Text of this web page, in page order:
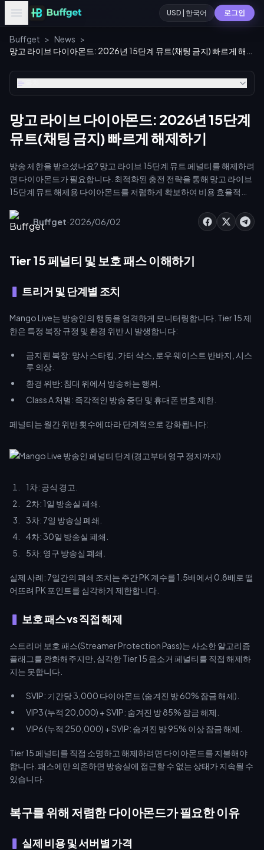
USD | 한국어 로그인
Buffget > News >
망고 라이브 다이아몬드: 2026년 15단계
뮤트(채팅 금지) 빠르게 해제하기
방송 제한을 받으셨나요? 망고 라이브 15단계 뮤트 페널티를 해제하려
면 다이아몬드가 필요합니다. 최적화된 충전 전략을 통해 망고 라이브
15단계 뮤트 해제용 다이아몬드를 저렴하게 확보하여 비용 효율적으
가 손실되고 시청자가 이탈합니다. 예산 부담 없이 다시 방송을 시작해
보세요.
Buffget·2026/06/02
Tier 15 페널티 및 보호 패스 이해하기
트리거 및 단계별 조치
Mango Live는 방송인의 행동을 엄격하게 모니터링합니다. Tier 15 제
한은 특정 복장 규정 및 환경 위반 시 발생합니다:
금지된 복장: 망사 스타킹, 가터 삭스, 로우 웨이스트 반바지, 시스
루 의상.
환경 위반: 침대 위에서 방송하는 행위.
Class A 처벌: 즉각적인 방송 중단 및 휴대폰 번호 제한.
페널티는 월간 위반 횟수에 따라 단계적으로 강화됩니다:
1차: 공식 경고.
2차: 1일 방송실 폐쇄.
3차: 7일 방송실 폐쇄.
4차: 30일 방송실 폐쇄.
5차: 영구 방송실 폐쇄.
실제 사례: 7일간의 폐쇄 조치는 주간 PK 계수를 1.5배에서 0.8배로 떨
어뜨려 PK 포인트를 심각하게 제한합니다.
보호 패스 vs 직접 해제
스트리머 보호 패스(Streamer Protection Pass)는 사소한 알고리즘
플래그를 완화해주지만, 심각한 Tier 15 음소거 페널티를 직접 해제하
지는 못합니다.
SVIP: 기간당 3,000 다이아몬드 (숨겨진 방 60% 잠금 해제).
VIP3 (누적 20,000) + SVIP: 숨겨진 방 85% 잠금 해제.
VIP6 (누적 250,000) + SVIP: 숨겨진 방 95% 이상 잠금 해제.
Tier 15 페널티를 직접 소명하고 해제하려면 다이아몬드를 지불해야
합니다. 패스에만 의존하면 방송실에 접근할 수 없는 상태가 지속될 수
있습니다.
복구를 위해 저렴한 다이아몬드가 필요한 이유
실제 비용 및 서버별 가격